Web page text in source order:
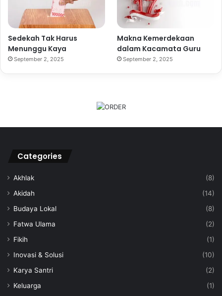
Sedekah Tak Harus
Menunggu Kaya
September 2, 2025
Makna Kemerdekaan
dalam Kacamata Guru
September 2, 2025
Categories
Akhlak
(8)
Akidah
(14)
Budaya Lokal
(8)
Fatwa Ulama
(2)
Fikih
(1)
Inovasi & Solusi
(10)
Karya Santri
(2)
Keluarga
(1)